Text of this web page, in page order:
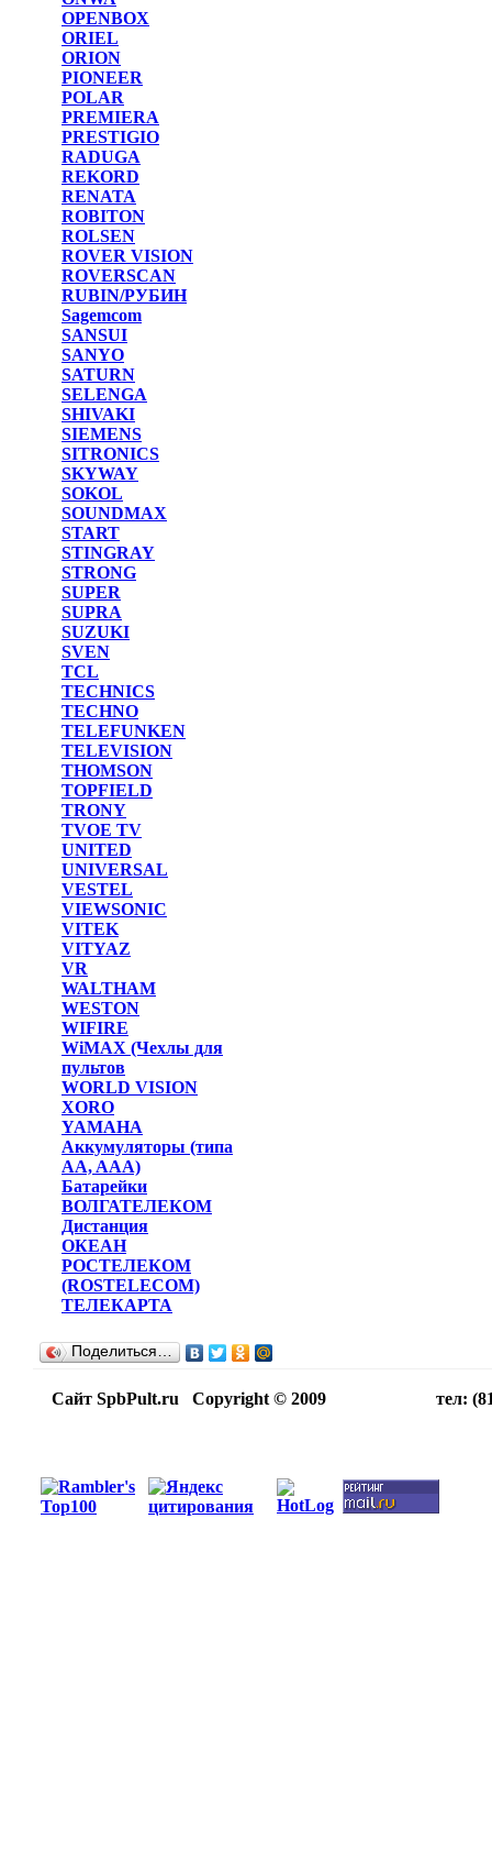
OPENBOX
ORIEL
ORION
PIONEER
POLAR
PREMIERA
PRESTIGIO
RADUGA
REKORD
RENATA
ROBITON
ROLSEN
ROVER VISION
ROVERSCAN
RUBIN/РУБИН
Sagemcom
SANSUI
SANYO
SATURN
SELENGA
SHIVAKI
SIEMENS
SITRONICS
SKYWAY
SOKOL
SOUNDMAX
START
STINGRAY
STRONG
SUPER
SUPRA
SUZUKI
SVEN
TCL
TECHNICS
TECHNO
TELEFUNKEN
TELEVISION
THOMSON
TOPFIELD
TRONY
TVOE TV
UNITED
UNIVERSAL
VESTEL
VIEWSONIC
VITEK
VITYAZ
VR
WALTHAM
WESTON
WIFIRE
WiMAX (Чехлы для
пультов
WORLD VISION
XORO
YAMAHA
Аккумуляторы (типа
AA, AAA)
Батарейки
ВОЛГАТЕЛЕКОМ
Дистанция
ОКЕАН
РОСТЕЛЕКОМ
(ROSTELECOM)
ТЕЛЕКАРТА
Поделиться…
Сайт SpbPult.ru Copyright © 2009 тел: